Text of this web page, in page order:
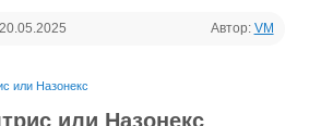
20.05.2025 Автор: VM
или Назонекс